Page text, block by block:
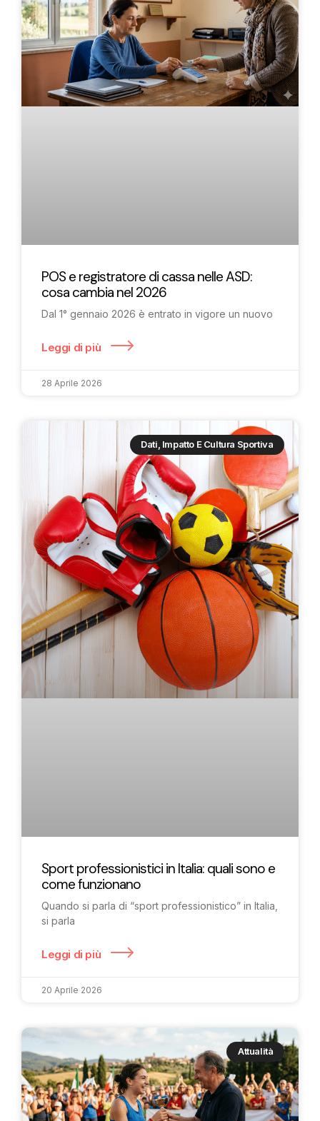
POS e registratore di cassa nelle ASD:
cosa cambia nel 2026
Dal 1° gennaio 2026 è entrato in vigore un nuovo
Leggi di più
28 Aprile 2026
Dati, Impatto E Cultura Sportiva
Sport professionistici in Italia: quali sono e
come funzionano
Quando si parla di “sport professionistico” in Italia,
si parla
Leggi di più
20 Aprile 2026
Attualità